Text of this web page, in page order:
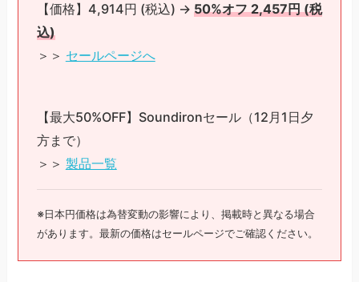
【価格】4,914円 (税込) → 50%オフ 2,457円 (税
込)
＞＞ セールページへ
【最大50%OFF】Soundironセール（12月1日夕
方まで）
＞＞ 製品一覧
※日本円価格は為替変動の影響により、掲載時と異なる場合
があります。最新の価格はセールページでご確認ください。